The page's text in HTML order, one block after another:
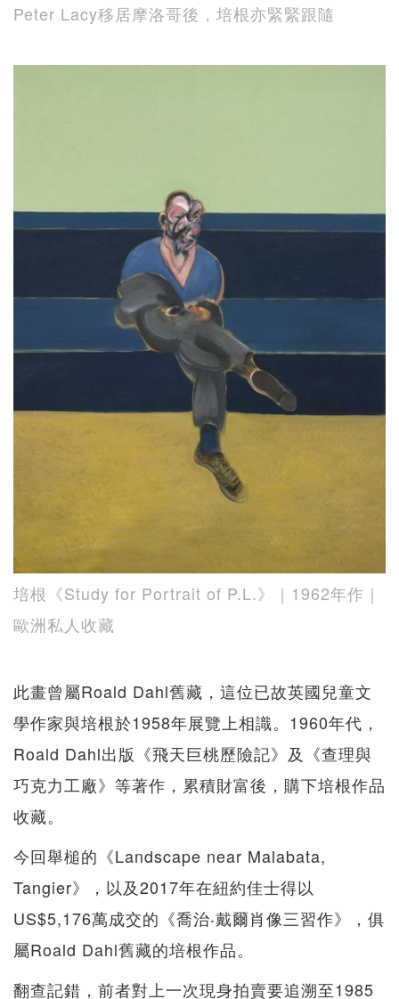
Peter Lacy移居摩洛哥後，培根亦緊緊跟隨
培根《Study for Portrait of P.L.》｜1962年作｜
歐洲私人收藏
此畫曾屬Roald Dahl舊藏，這位已故英國兒童文
學作家與培根於1958年展覽上相識。1960年代，
Roald Dahl出版《飛天巨桃歷險記》及《查理與
巧克力工廠》等著作，累積財富後，購下培根作品
收藏。
今回舉槌的《Landscape near Malabata,
Tangier》，以及2017年在紐約佳士得以
US$5,176萬成交的《喬治‧戴爾肖像三習作》，俱
屬Roald Dahl舊藏的培根作品。
翻查記錯，前者對上一次現身拍賣要追溯至1985